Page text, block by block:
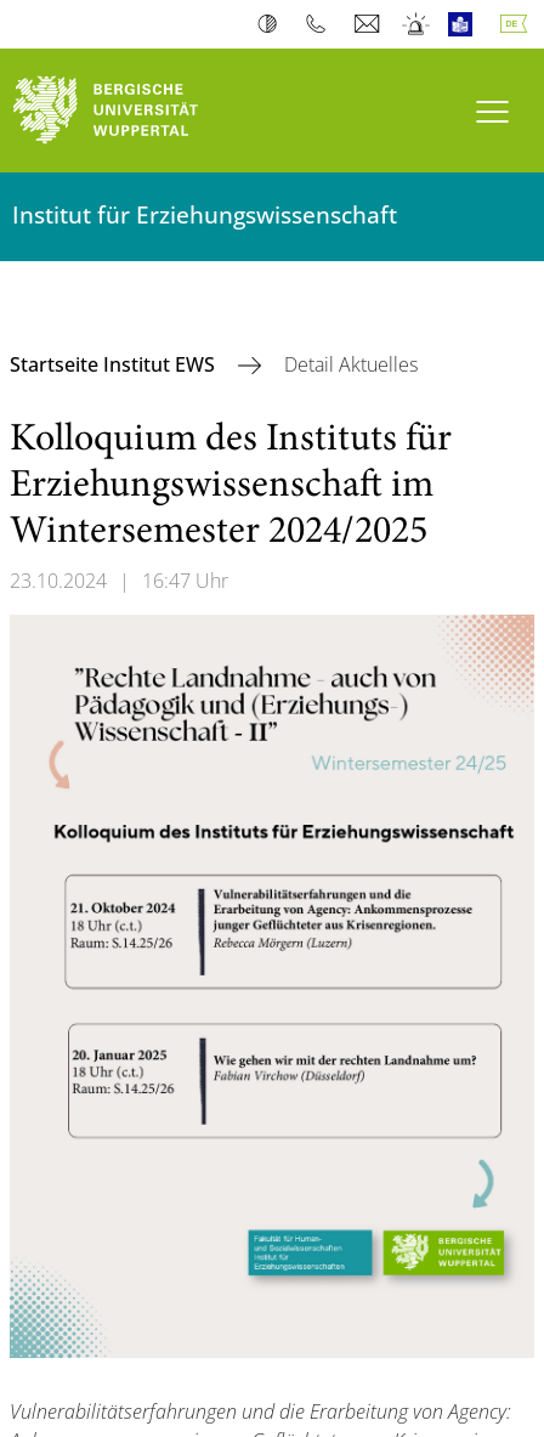
Institut für Erziehungswissenschaft
Startseite Institut EWS Detail Aktuelles
Kolloquium des Instituts für
Erziehungswissenschaft im
Wintersemester 2024/2025
23.10.2024 | 16:47 Uhr
Vulnerabilitätserfahrungen und die Erarbeitung von Agency: